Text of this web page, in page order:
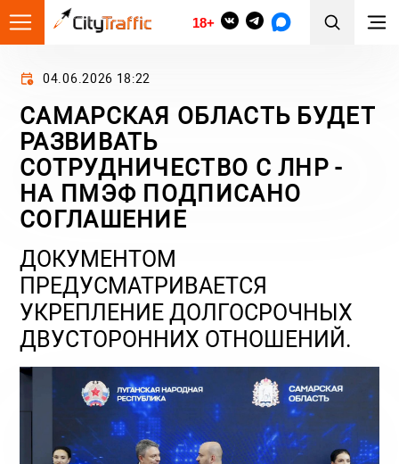
18+
04.06.2026 18:22
САМАРСКАЯ ОБЛАСТЬ БУДЕТ
РАЗВИВАТЬ
СОТРУДНИЧЕСТВО С ЛНР -
НА ПМЭФ ПОДПИСАНО
СОГЛАШЕНИЕ
ДОКУМЕНТОМ
ПРЕДУСМАТРИВАЕТСЯ
УКРЕПЛЕНИЕ ДОЛГОСРОЧНЫХ
ДВУСТОРОННИХ ОТНОШЕНИЙ.